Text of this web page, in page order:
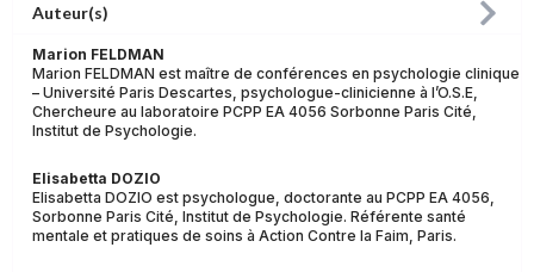
Auteur(s)
Marion FELDMAN
Marion FELDMAN est maître de conférences en psychologie clinique
– Université Paris Descartes, psychologue-clinicienne à l’O.S.E,
Chercheure au laboratoire PCPP EA 4056 Sorbonne Paris Cité,
Institut de Psychologie.
Elisabetta DOZIO
Elisabetta DOZIO est psychologue, doctorante au PCPP EA 4056,
Sorbonne Paris Cité, Institut de Psychologie. Référente santé
mentale et pratiques de soins à Action Contre la Faim, Paris.